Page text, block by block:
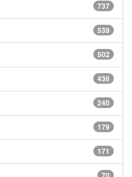
737
539
502
436
240
179
171